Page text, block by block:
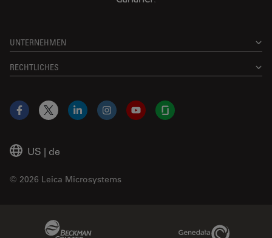
UNTERNEHMEN
RECHTLICHES
US | de
© 2026 Leica Microsystems
Facebook
X LinkedInInstagramYouTubeGlassdoor
Genedata Link